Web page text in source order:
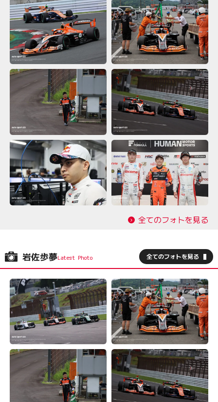
全てのフォトを見る
岩佐歩夢 全てのフォトを見る